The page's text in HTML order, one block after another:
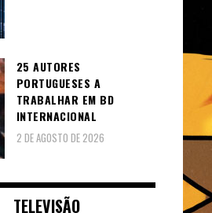
25 AUTORES
PORTUGUESES A
TRABALHAR EM BD
INTERNACIONAL
2 DE AGOSTO DE 2026
TELEVISÃO